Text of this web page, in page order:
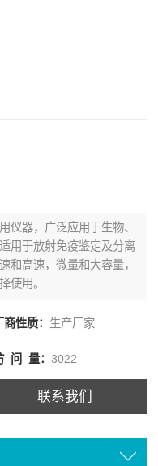
仪器，广泛应用于生物、
用于放射免疫鉴定及分离
和高速，微量和大容量，
使用。
商性质： 生产厂家
问 量： 3022
联系我们